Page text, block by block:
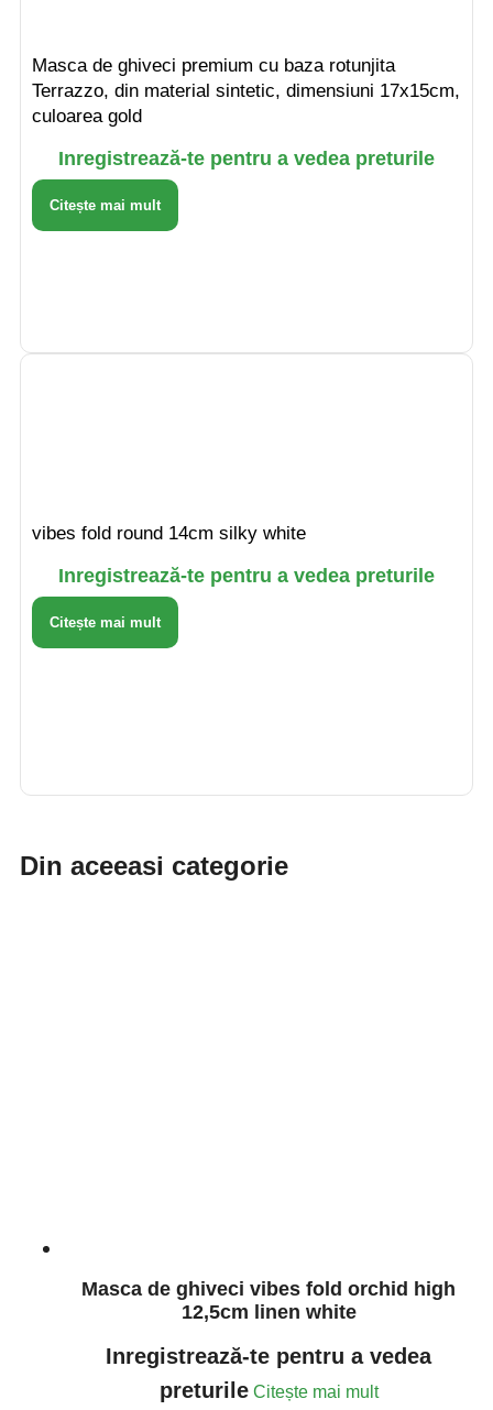
Masca de ghiveci premium cu baza rotunjita
Terrazzo, din material sintetic, dimensiuni 17x15cm,
culoarea gold
Inregistrează-te pentru a vedea preturile
Citește mai mult
vibes fold round 14cm silky white
Inregistrează-te pentru a vedea preturile
Citește mai mult
Din aceeasi categorie
Masca de ghiveci vibes fold orchid high
12,5cm linen white
Inregistrează-te pentru a vedea
preturile Citește mai mult